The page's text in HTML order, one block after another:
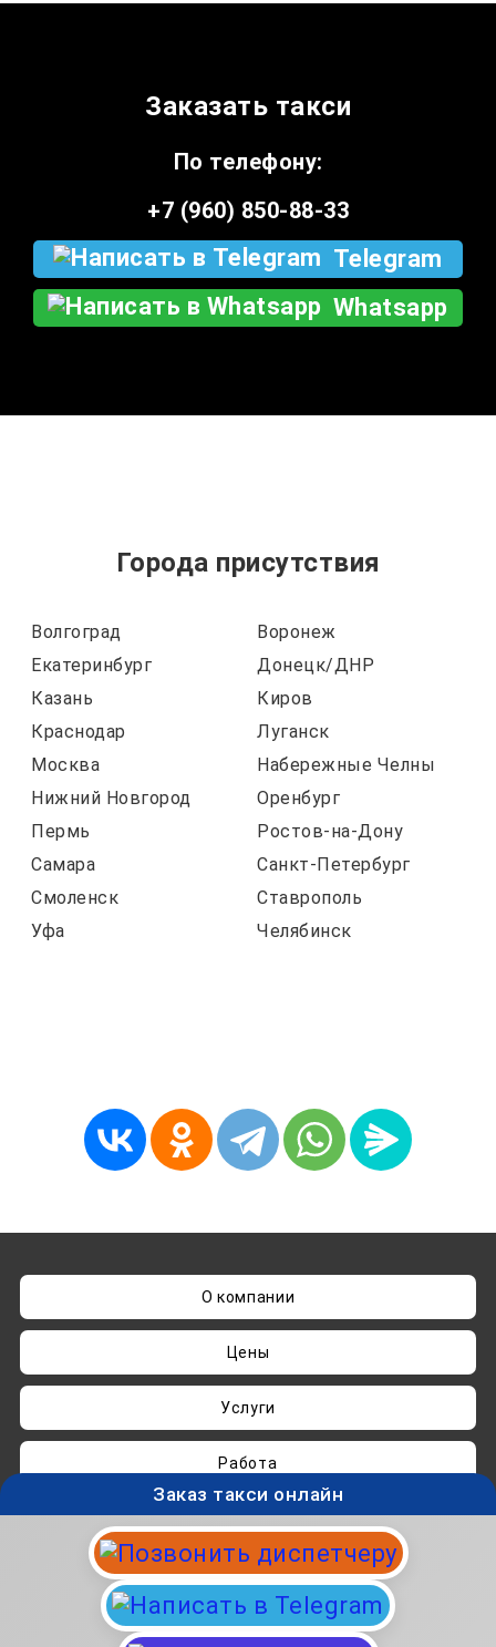
Заказать такси
По телефону:
+7 (960) 850-88-33
Telegram
Whatsapp
Города присутствия
Волгоград
Воронеж
Екатеринбург
Донецк/ДНР
Казань
Киров
Краснодар
Луганск
Москва
Набережные Челны
Нижний Новгород
Оренбург
Пермь
Ростов-на-Дону
Самара
Санкт-Петербург
Смоленск
Ставрополь
Уфа
Челябинск
О компании
Цены
Услуги
Работа
Нашли ошибку? Пишите наadmin@taksisvo.ru
Такси для СВОих - taksisvo.ru © 05.2025-2026.
Вся информация на данном сайте носит
исключительно ознакомительный характер и не
является публичной офертой.
Заказ такси онлайн